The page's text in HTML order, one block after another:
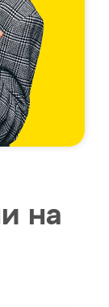
на